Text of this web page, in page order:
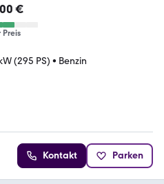
€
Preis
(295 PS) • Benzin
Kontakt Parken